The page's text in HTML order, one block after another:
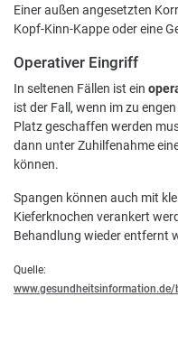
Einer außen angesetzten
Kopf-Kinn-Kappe oder eine
Operativer Eingriff
In seltenen Fällen ist ein
ist der Fall, wenn im zu
Platz geschaffen werden
dann unter Zuhilfenahme
können.
Spangen können auch mit
Kieferknochen verankert
Behandlung wieder entfernt
Quelle: